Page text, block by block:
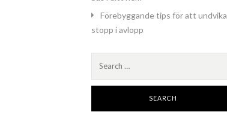
Förebyggande tips för att undvika
stopp i avlopp
for: